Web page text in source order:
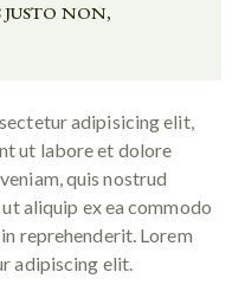
NON,
adipisicing elit,
ut labore et dolore
quis nostrud
aliquip ex ea commodo
reprehenderit. Lorem
adipiscing elit.